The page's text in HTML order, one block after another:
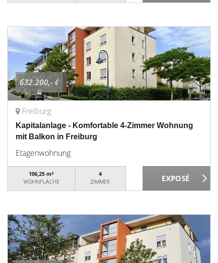
632.200,- €
Freiburg
Kapitalanlage - Komfortable 4-Zimmer Wohnung
mit Balkon in Freiburg
Etagenwohnung
106,25 m²
WOHNFLÄCHE
4
ZIMMER